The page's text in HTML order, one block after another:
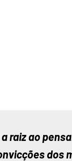
raiz ao
dos